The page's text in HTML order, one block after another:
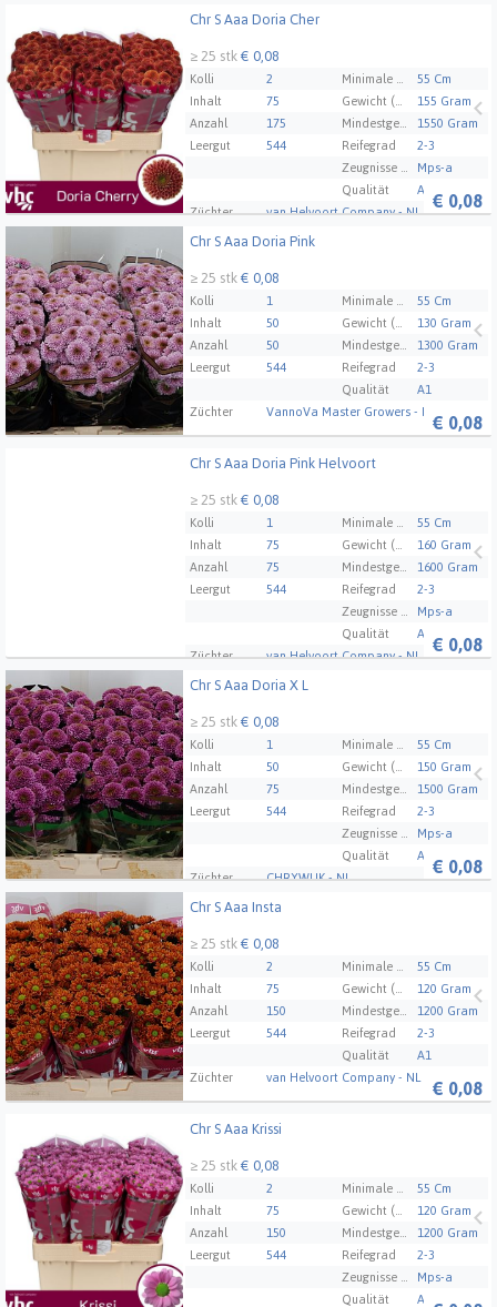
Chr S Aaa Doria Cher
≥ 25 stk€ 0,08
Kolli 2
55 Cm
Inhalt
75 Gewicht (Durchschnitt)
155 Gram
Anzahl
175 Mindestgewicht des Pakets
1550 Gram
Leergut
544 Reifegrad
2-3
Mps-a
Qualität
A1
Züchter
van Helvoort Company - NL € 0,08
Chr S Aaa Doria Cher
Chr S Aaa Doria Pink
≥ 25 stk€ 0,08
Kolli 1
55 Cm
Inhalt
50 Gewicht (Durchschnitt)
130 Gram
Anzahl
50 Mindestgewicht des Pakets
1300 Gram
Leergut
544 Reifegrad
2-3
Qualität
A1
Züchter
VannoVa Master Growers - NL
€ 0,08
Chr S Aaa Doria Pink
Chr S Aaa Doria Pink Helvoort
≥ 25 stk€ 0,08
Kolli 1
55 Cm
Inhalt
75 Gewicht (Durchschnitt)
160 Gram
Anzahl
75 Mindestgewicht des Pakets
1600 Gram
Leergut
544 Reifegrad
2-3
Mps-a
Qualität
A1
Züchter
van Helvoort Company - NL € 0,08
Chr S Aaa Doria Pink Helvoort
Chr S Aaa Doria X L
≥ 25 stk€ 0,08
Kolli 1
55 Cm
Inhalt
50 Gewicht (Durchschnitt)
150 Gram
Anzahl
75 Mindestgewicht des Pakets
1500 Gram
Leergut
544 Reifegrad
2-3
Mps-a
Qualität
A1
Züchter
CHRYWIJK - NL € 0,08
Chr S Aaa Doria X L
Chr S Aaa Insta
≥ 25 stk€ 0,08
Kolli 2
55 Cm
Inhalt
75 Gewicht (Durchschnitt)
120 Gram
Anzahl
150 Mindestgewicht des Pakets
1200 Gram
Leergut
544 Reifegrad
2-3
Qualität
A1
Züchter
van Helvoort Company - NL
€ 0,08
Chr S Aaa Insta
Chr S Aaa Krissi
≥ 25 stk€ 0,08
Kolli 2
55 Cm
Inhalt
75 Gewicht (Durchschnitt)
120 Gram
Anzahl
150 Mindestgewicht des Pakets
1200 Gram
Leergut
544 Reifegrad
2-3
Mps-a
Qualität
A1
Chr S Aaa Krissi